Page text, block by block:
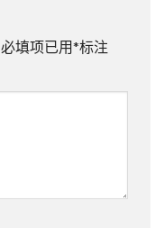
必填项已用*标注